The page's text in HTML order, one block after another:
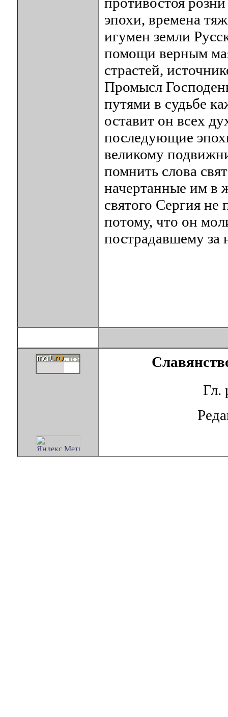
эпохи, времена
игумен земли
помощи верным
страстей,
Промысл
путями в судьбе
оставит он всех
последующие
великому
помнить слова
начертанные им в
святого Сергия не
потому, что он
пострадавшему за
Гл.